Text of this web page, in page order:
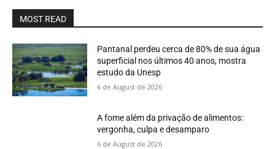
MOST READ
Pantanal perdeu cerca de 80% de sua água
superficial nos últimos 40 anos, mostra
estudo da Unesp
6 de August de 2026
A fome além da privação de alimentos:
vergonha, culpa e desamparo
6 de August de 2026